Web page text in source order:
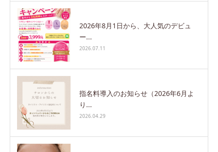
2026年8月1日から、大人気のデビュ
ー...
2026.07.11
指名料導入のお知らせ（2026年6月よ
り...
2026.04.29